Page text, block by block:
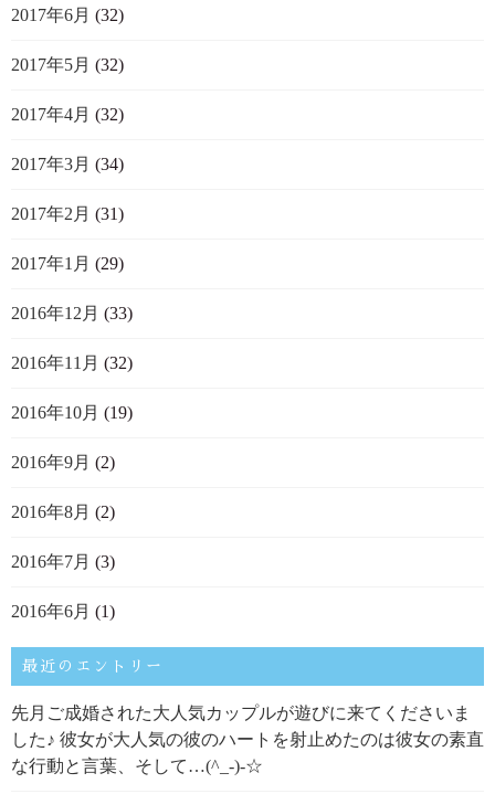
2017年6月 (32)
2017年5月 (32)
2017年4月 (32)
2017年3月 (34)
2017年2月 (31)
2017年1月 (29)
2016年12月 (33)
2016年11月 (32)
2016年10月 (19)
2016年9月 (2)
2016年8月 (2)
2016年7月 (3)
2016年6月 (1)
最近のエントリー
先月ご成婚された大人気カップルが遊びに来てくださいま
した♪ 彼女が大人気の彼のハートを射止めたのは彼女の素直
な行動と言葉、そして…(^_-)-☆